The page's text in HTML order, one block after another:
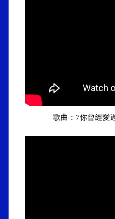
歌曲：7你曾經愛